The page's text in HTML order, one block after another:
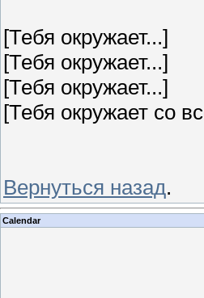
[Тебя окружает...]
[Тебя окружает...]
[Тебя окружает...]
[Тебя окружает со
Вернуться назад.
Calendar